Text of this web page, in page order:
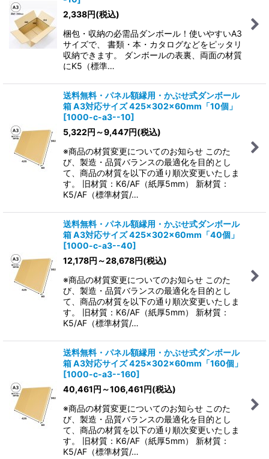
絞り込む
2,338円(税込)
梱包・収納の必需品ダンボール！使いやすいA3
サイズで、 書類・本・カタログなどをピッタリ
収納できます。 ダンボールの表裏、両面の材質
にK5（標準…
送料無料・パネル額縁用・かぶせ式ダンボール
箱 A3対応サイズ 425×302×60mm「10個」
[1000-c-a3--10]
5,322円 ～9,447円(税込)
※商品の材質変更についてのお知らせ このた
び、製造・品質バランスの最適化を目的とし
て、商品の材質を以下の通り順次変更いたしま
す。 旧材質：K6/AF（紙厚5mm） 新材質：
K5/AF（標準材質/…
送料無料・パネル額縁用・かぶせ式ダンボール
箱 A3対応サイズ 425×302×60mm「40個」
[1000-c-a3--40]
12,178円 ～28,678円(税込)
※商品の材質変更についてのお知らせ このた
び、製造・品質バランスの最適化を目的とし
て、商品の材質を以下の通り順次変更いたしま
す。 旧材質：K6/AF（紙厚5mm） 新材質：
K5/AF（標準材質/…
送料無料・パネル額縁用・かぶせ式ダンボール
箱 A3対応サイズ 425×302×60mm「160個」
[1000-c-a3--160]
40,461円 ～106,461円(税込)
※商品の材質変更についてのお知らせ このた
び、製造・品質バランスの最適化を目的とし
て、商品の材質を以下の通り順次変更いたしま
す。 旧材質：K6/AF（紙厚5mm） 新材質：
K5/AF（標準材質/…